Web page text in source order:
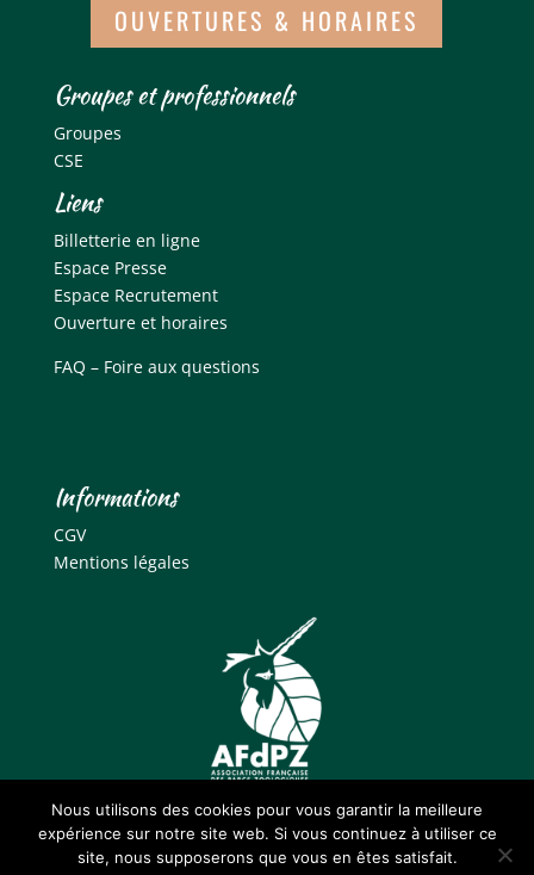
OUVERTURES & HORAIRES
Groupes et professionnels
Groupes
CSE
Liens
Billetterie en ligne
Espace Presse
Espace Recrutement
Ouverture et horaires
FAQ – Foire aux questions
Informations
CGV
Mentions légales
Nous utilisons des cookies pour vous garantir la meilleure
expérience sur notre site web. Si vous continuez à utiliser ce
site, nous supposerons que vous en êtes satisfait.